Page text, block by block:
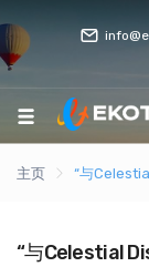
主页 “与
“与Celestial